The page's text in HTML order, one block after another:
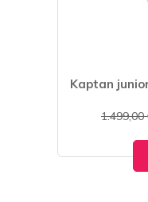
1.499,00